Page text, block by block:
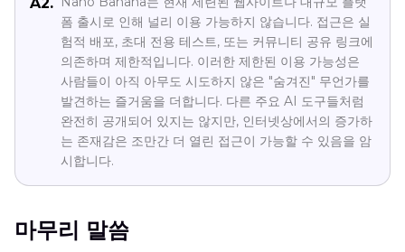
폼 출시로 인해 널리 이용 가능하지 않습니다. 접근은 실
험적 배포, 초대 전용 테스트, 또는 커뮤니티 공유 링크에
의존하며 제한적입니다. 이러한 제한된 이용 가능성은
사람들이 아직 아무도 시도하지 않은 "숨겨진" 무언가를
발견하는 즐거움을 더합니다. 다른 주요 AI 도구들처럼
완전히 공개되어 있지는 않지만, 인터넷상에서의 증가하
는 존재감은 조만간 더 열린 접근이 가능할 수 있음을 암
시합니다.
마무리 말씀